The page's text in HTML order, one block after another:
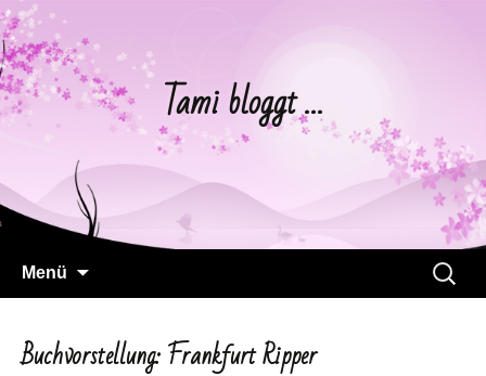
Tami bloggt …
Menü
Suchen
nach:
Buchvorstellung: Frankfurt Ripper